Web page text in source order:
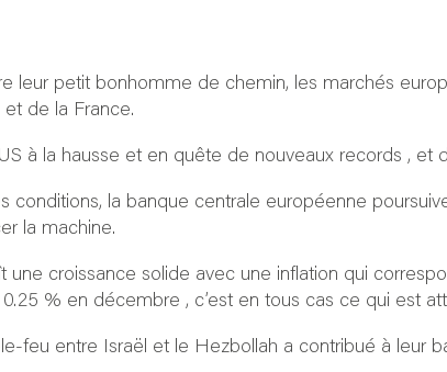
leur petit bonhomme de chemin, les marchés
de la France.
à la hausse et en quête de nouveaux records , et
conditions, la banque centrale européenne
la machine.
une croissance solide avec une inflation qui
% en décembre , c’est en tous cas ce qui est
feu entre Israël et le Hezbollah a contribué à leur